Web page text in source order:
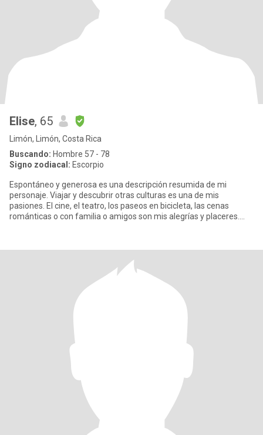
Elise, 65
Limón, Limón, Costa Rica
Buscando: Hombre 57 - 78
Signo zodiacal: Escorpio
Espontáneo y generosa es una descripción resumida de mi
personaje. Viajar y descubrir otras culturas es una de mis
pasiones. El cine, el teatro, los paseos en bicicleta, las cenas
románticas o con familia o amigos son mis alegrías y placeres.